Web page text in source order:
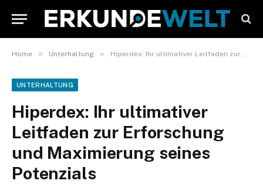
Home » Unterhaltung » Hiperdex: Ihr ultimativer Leitfaden zur Erforschung und Maximierung seines Potenzials
UNTERHALTUNG
Hiperdex: Ihr ultimativer
Leitfaden zur Erforschung
und Maximierung seines
Potenzials